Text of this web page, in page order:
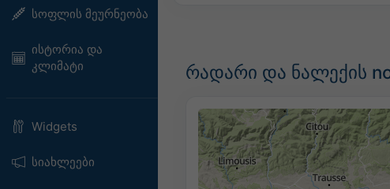
სოფლის მეურნეობა
ისტორია და
კლიმატი
Widgets
სიახლეები
რადარი და ნალექის